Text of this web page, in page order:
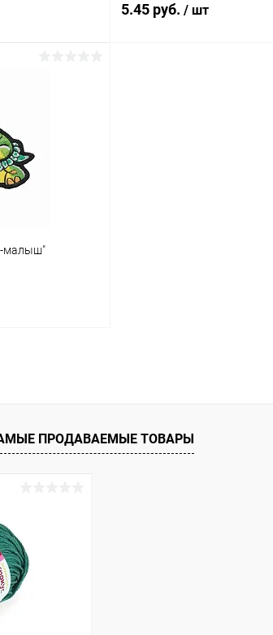
Под заказ
5.45 руб. / шт
малыш"
Сравнение
Под заказ
ПРОДАВАЕМЫЕ ТОВАРЫ